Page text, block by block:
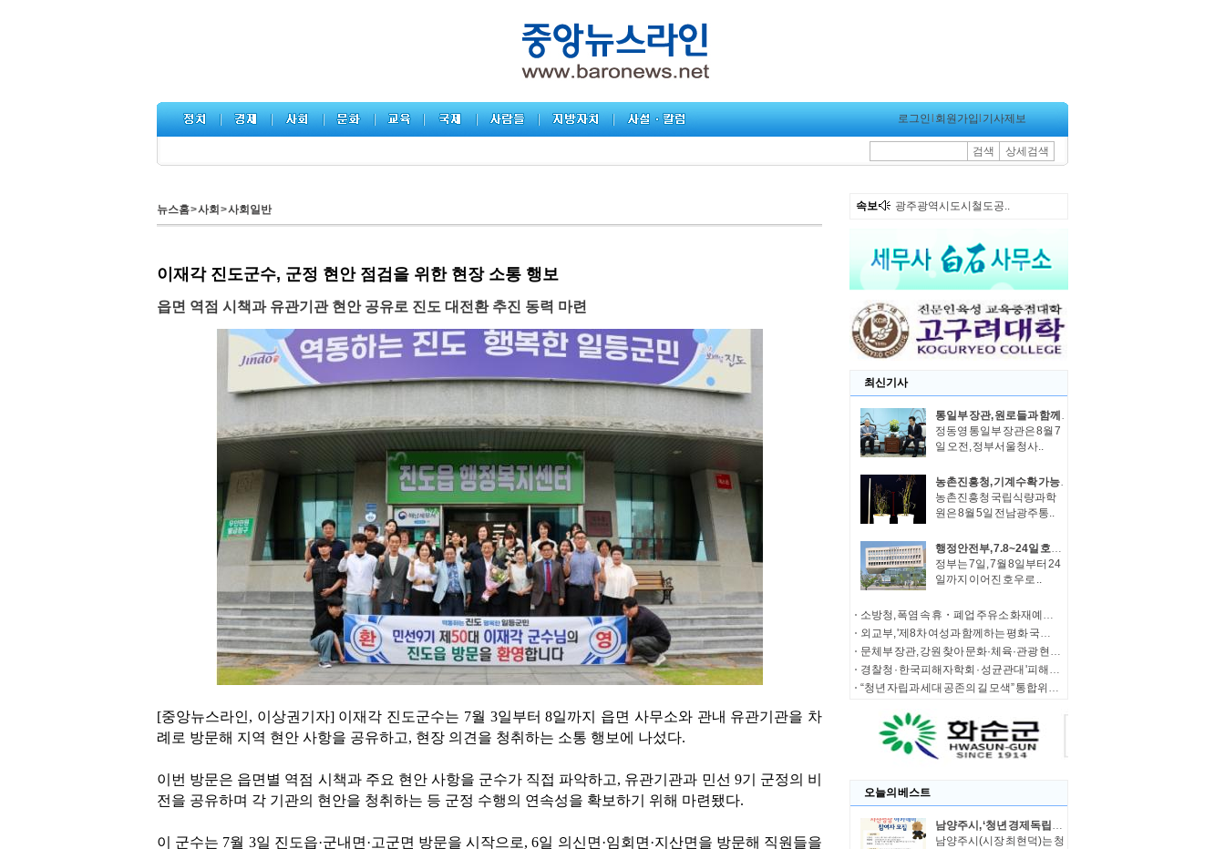
로그인 회원가입 기사제보
검색 상세검색
뉴스홈>사회 >사회일반 속보 광주광역시도시철도공..
최신기사
통일부 장관, 원로들과 함께 '한반도 평화공존 발전구상' 공감대 형성 방안 논의
정동영 통일부 장관은 8월 7
일 오전, 정부서울청사..
농촌진흥청, 기계수확 가능한 녹두 새 품종 '채흔' 현장 평가회
농촌진흥청 국립식량과학
원은 8월 5일 전남광주통..
행정안전부, 7.8~24일 호우 피해 특별재난지역 선포
정부는 7일, 7월 8일부터 24
일까지 이어진 호우로 ..
소방청, 폭염 속 휴・폐업 주유소 화재예방에 총력
외교부, '제8차 여성과 함께하는 평화 국제회의' 청년 서포터즈 모집
문체부 장관, 강원 찾아 문화·체육·관광 현장 소통 나서
경찰청 · 한국피해자학회 · 성균관대 '피해자 중심 사법개혁' 학술대회 개최
“청년 자립과 세대 공존의 길 모색” 통합위, '세대상생 자산 특별위원회' 출범
오늘의 베스트
남양주시, ‘청년 경제독립사관학교’ 첫걸음… 청년창업가 자산성장 아카데미 참여자 모집
남양주시(시장 최현덕)는 청